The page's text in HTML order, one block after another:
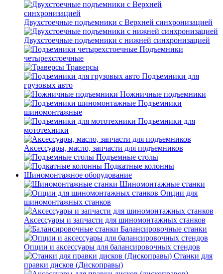
Двухстоечные подъемники с Верхней синхронизацией
Двухстоечные подъемники с нижней синхронизацией
Подъемники
четырехстоечные
Траверсы
Подъемники для
грузовых авто
Ножничные подъемники
Подъемники
шиномонтажные
Подъемники для
мототехники
Аксессуары, масло, запчасти для подъемников
Подъемные столы
Подкатные колонны
Шиномонтажное оборудование
Шиномонтажные станки
Опции для
шиномонтажных станков
Аксессуары и запчасти для шиномонтажных станков
Балансировочные станки
Опции и аксессуары для балансировочных стендов
Станки для
правки дисков (Дископравы)